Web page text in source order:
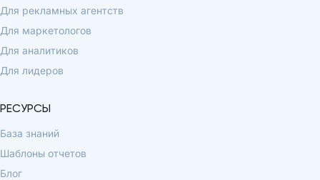
Для рекламных агентств
Для маркетологов
Для аналитиков
Для лидеров
РЕСУРСЫ
База знаний
Шаблоны отчетов
Блог